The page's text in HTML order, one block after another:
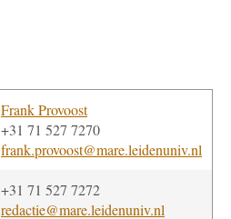
Frank Provoost
+31 71 527 7270
frank.provoost@mare.leidenuniv.nl
+31 71 527 7272
redactie@mare.leidenuniv.nl